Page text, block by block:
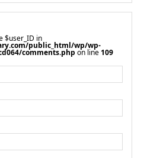
$user_ID in
public_html/wp/wp-
comments.php on line109